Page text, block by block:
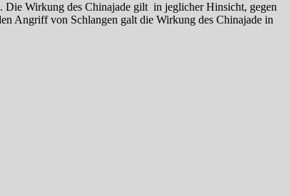
Die Wirkung des Chinajade gilt in jeglicher Hinsicht, gegen
Angriff von Schlangen galt die Wirkung des Chinajade in